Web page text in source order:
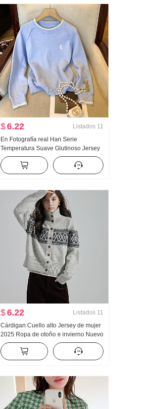
$6.22 Listados 11
En Fotografía real Han Serie
Temperatura Suave Glutinoso Jersey
de mujer 2025 Invierno Avanzado
Único Reducción de edad Hermoso
Petite Top
$6.22 Listados 11
Cárdigan Cuello alto Jersey de mujer
2025 Ropa de otoño e invierno Nuevo
Estilo coreano Mujer Suéter de punto
Abrigo Sí cuello vuelto